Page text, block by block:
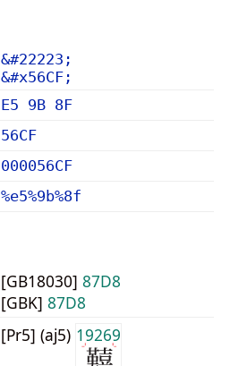
&#22223;
&#x56CF;
E5 9B 8F
56CF
000056CF
%e5%9b%8f
[GB18030] 87D8
[GBK] 87D8
[Pr5] (aj5) 19269